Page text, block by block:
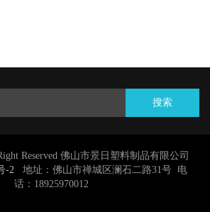
接
搜索
Reserved 佛山市景日塑料制品有限公司
-2 地址：佛山市禅城区澜石二路31号 电
话：18925970012